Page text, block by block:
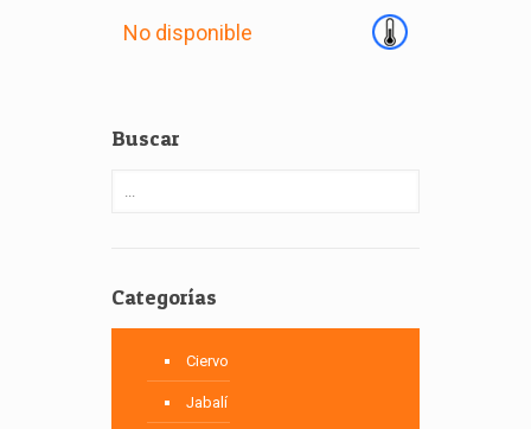
No disponible
Buscar
Categorías
Ciervo
Jabalí